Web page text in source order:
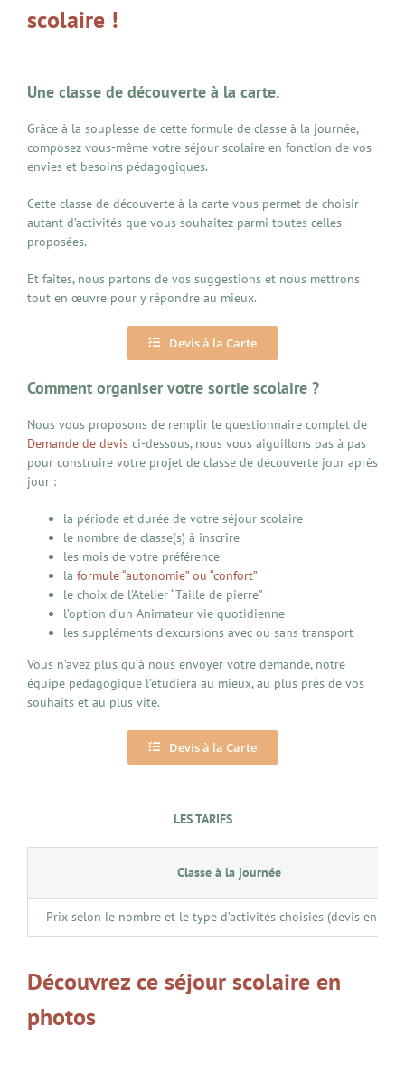
scolaire !
Une classe de découverte à la carte.
Grâce à la souplesse de cette formule de classe à la journée,
composez vous-même votre séjour scolaire en fonction de vos
envies et besoins pédagogiques.
Cette classe de découverte à la carte vous permet de choisir
autant d’activités que vous souhaitez parmi toutes celles
proposées.
Et faites, nous partons de vos suggestions et nous mettrons
tout en œuvre pour y répondre au mieux.
Devis à la Carte
Comment organiser votre sortie scolaire ?
Nous vous proposons de remplir le questionnaire complet de
Demande de devis ci-dessous, nous vous aiguillons pas à pas
pour construire votre projet de classe de découverte jour après
jour :
la période et durée de votre séjour scolaire
le nombre de classe(s) à inscrire
les mois de votre préférence
la formule “autonomie” ou “confort”
le choix de l’Atelier “Taille de pierre”
l’option d’un Animateur vie quotidienne
les suppléments d’excursions avec ou sans transport
Vous n’avez plus qu’à nous envoyer votre demande, notre
équipe pédagogique l’étudiera au mieux, au plus près de vos
souhaits et au plus vite.
Devis à la Carte
LES TARIFS
Classe à la journée
Prix selon le nombre et le type d’activités choisies (devis en
Découvrez ce séjour scolaire en
photos